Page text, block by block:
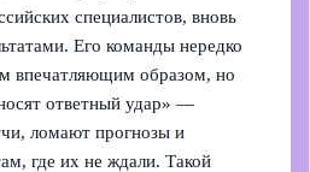
специалистов, вновь
Его команды нередко
впечатляющим образом, но
ответный удар» —
ломают прогнозы и
где их не ждали. Такой